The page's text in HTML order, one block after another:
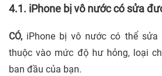
4.1. iPhone bị vô nước có sửa
CÓ, iPhone bị vô nước có thể
thuộc vào mức độ hư hỏng, loại
ban đầu của bạn.